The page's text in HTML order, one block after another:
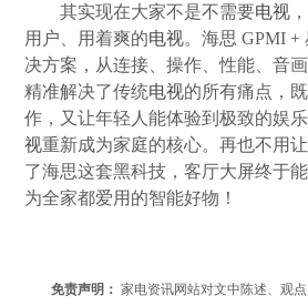
其实现在大家不是不需要电视
用户、用着爽的电视。海思 GPMI +
决方案，从连接、操作、性能、音
精准解决了传统电视的所有痛点，
作，又让年轻人能体验到极致的娱
视重新成为家庭的核心。再也不用让
了海思这套黑科技，客厅大屏终于
为全家都爱用的智能好物！
免责声明： 家电资讯网站对文中陈述、观